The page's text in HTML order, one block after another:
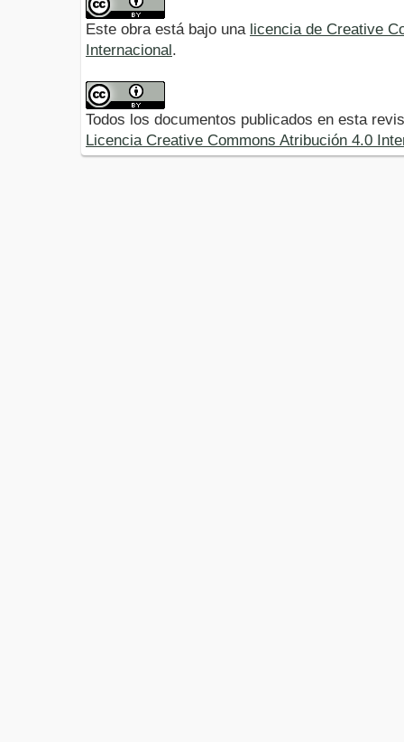
Este obra está bajo una licencia de Creative
Internacional.
Todos los documentos publicados en esta
Licencia Creative Commons Atribución 4.0